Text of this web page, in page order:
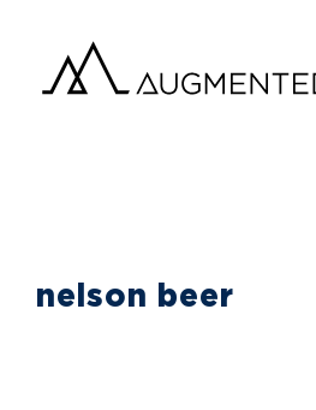
contenu
nelson beer